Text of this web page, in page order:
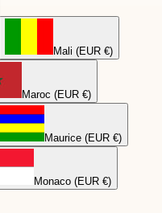
Mali (EUR €)
Maroc (EUR €)
Maurice (EUR €)
Monaco (EUR €)